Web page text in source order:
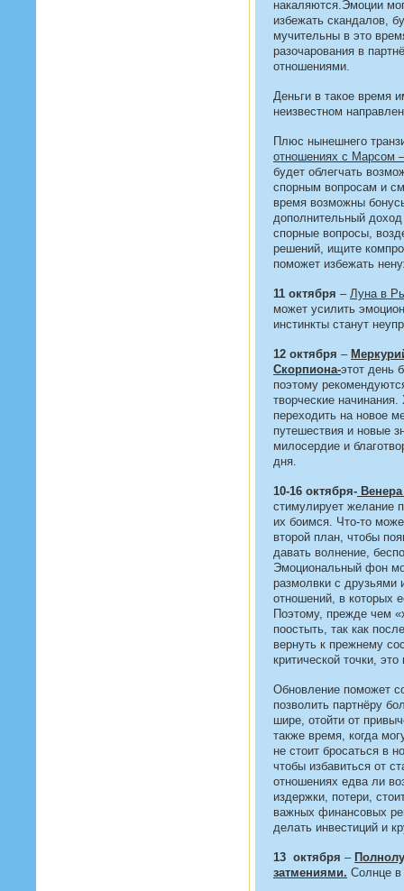
накаляются.Эмоции
избежать скандалов,
мучительны в это
разочарования в
отношениями.
Деньги в такое время
неизвестном
Плюс нынешнего
отношениях с Марсом
будет облегчать
спорным вопросам и
время возможны
дополнительный
спорные вопросы,
решений, ищите
поможет избежать
11 октября – Луна в
может усилить
инстинкты станут
12 октября –
Скорпиона-этот день
поэтому
творческие
переходить на новое
путешествия и новые
милосердие и
дня.
10-16 октября-
стимулирует желание
их боимся. Что-то
второй план, чтобы
давать волнение,
Эмоциональный фон
размолвки с
отношений, в которых
Поэтому, прежде чем
поостыть, так как
вернуть к прежнему
критической точки,
Обновление поможет
позволить партнёру
шире, отойти от
также время, когда
не стоит бросаться в
чтобы избавиться от
отношениях едва ли
издержки, потери,
важных финансовых
делать инвестиций и
13 октября –
затмениями. Солнце в